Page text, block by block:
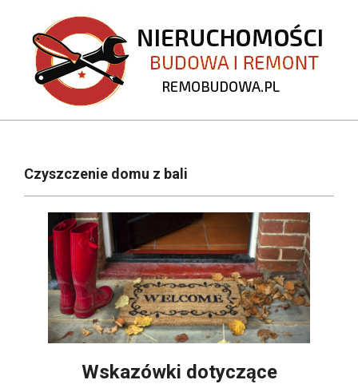
content
REMOBUDOWA.PL
NavigationCzyszczenie domu z bali
Wskazówki dotyczące